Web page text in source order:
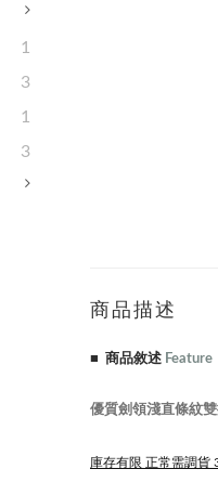
1
3
1
3
商品描述
■ 商品敘述 Feature
優質劍領淺直條紋
庫存有限 正常需調貨